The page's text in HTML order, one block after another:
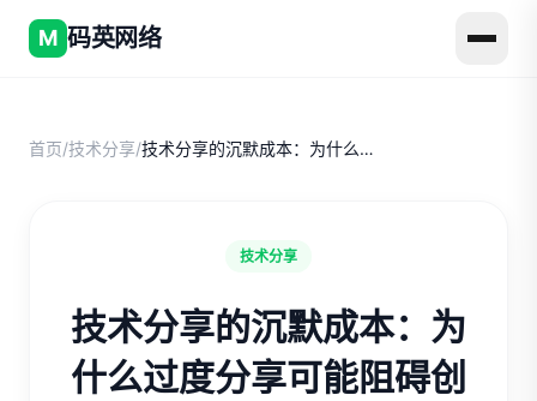
M 码英网络
首页/技术分享/ 技术分享的沉默成本：为什么过度分享可能阻碍创新
技术分享
技术分享的沉默成本：为
什么过度分享可能阻碍创